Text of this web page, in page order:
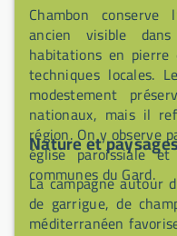
Chambon conserve
ancien visible
habitations en
techniques locales.
modestement
nationaux, mais il
région. On y observe
église paroissiale
communes du Gard.
Nature et
La campagne autour
de garrigue, de
méditerranéen